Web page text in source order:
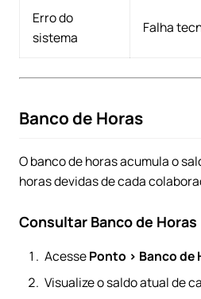
Erro do
sistema
Falha
Banco de Horas
O banco de horas acumula o
horas devidas de cada
Consultar Banco de Horas
AcessePonto > Banco de
Visualize o saldo atual de